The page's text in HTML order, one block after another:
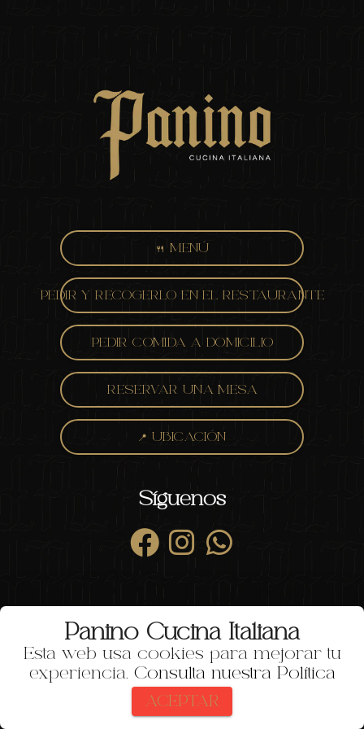
🍴 MENÚ
PEDIR Y RECOGERLO EN EL RESTAURANTE
PEDIR COMIDA A DOMICILIO
RESERVAR UNA MESA
📍 UBICACIÓN
Síguenos
Panino Cucina Italiana
Esta web usa cookies para mejorar tu
experiencia. Consulta nuestra Política
ACEPTAR